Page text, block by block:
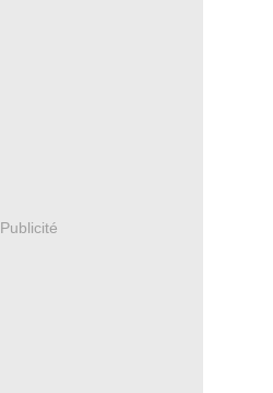
Publicité